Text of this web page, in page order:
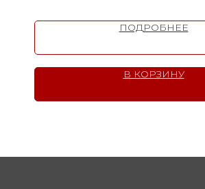
ПОДРОБНЕЕ
В КОРЗИНУ